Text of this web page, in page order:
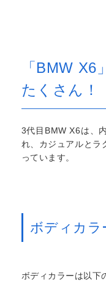
「BMW
たくさん！
3代目BMW X6は、
れ、カジュアルとラ
っています。
ボディカラ
ボディカラーは以下